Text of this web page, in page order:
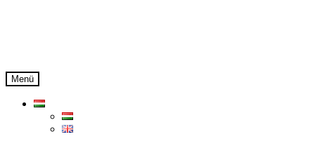
Menü